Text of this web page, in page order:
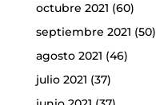
octubre 2021 (60)
septiembre 2021 (50)
agosto 2021 (46)
julio 2021 (37)